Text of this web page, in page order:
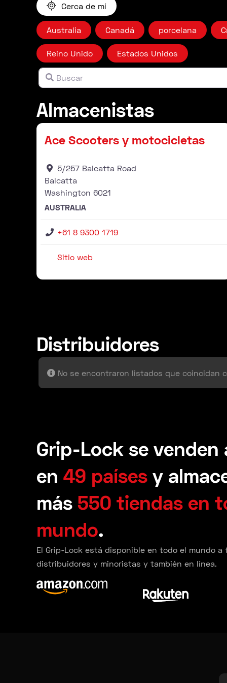
Cerca de mí
Australia Canadá porcelana
Reino Unido Estados Unidos
BuscarCampo libre
Almacenistas
Distribuidor
Ace Scooters y motocicletas
5/257 Balcatta Road
Balcatta
Washington 6021
AUSTRALIA
+61 8 9300 1719
Sitio web
Distribuidores
No se encontraron listados que coincidan
Grip-Lock se
en 49 países y
más 550 tiendas en
mundo.
El Grip-Lock está disponible en todo el mundo
distribuidores y minoristas y también en línea.